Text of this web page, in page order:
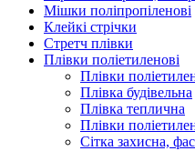
Мішки поліпропіленові
Клейкі стрічки
Стретч плівки
Плівки поліетиленові
Плівки
Плівка будівельна
Плівка теплична
Плівки
Сітка захисна,